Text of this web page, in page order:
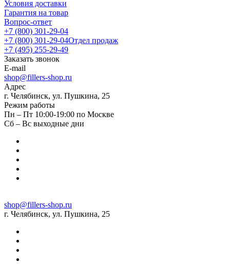
Условия доставки
Гарантия на товар
Вопрос-ответ
+7 (800) 301-29-04
+7 (800) 301-29-04Отдел продаж
+7 (495) 255-29-49
Заказать звонок
E-mail
shop@fillers-shop.ru
Адрес
г. Челябинск, ул. Пушкина, 25
Режим работы
Пн – Пт 10:00-19:00 по Москве
Сб – Вс выходные дни
shop@fillers-shop.ru
г. Челябинск, ул. Пушкина, 25